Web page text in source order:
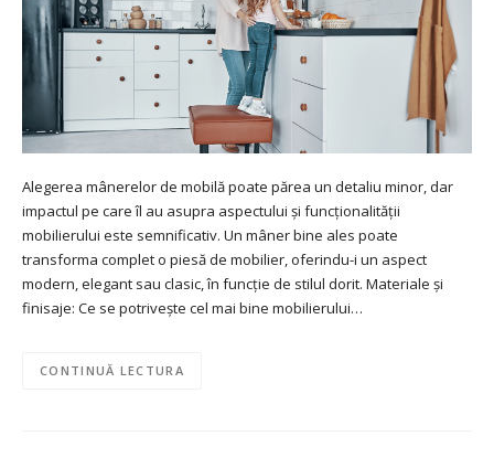
Alegerea mânerelor de mobilă poate părea un detaliu minor, dar
impactul pe care îl au asupra aspectului și funcționalității
mobilierului este semnificativ. Un mâner bine ales poate
transforma complet o piesă de mobilier, oferindu-i un aspect
modern, elegant sau clasic, în funcție de stilul dorit. Materiale și
finisaje: Ce se potrivește cel mai bine mobilierului…
CONTINUĂ LECTURA